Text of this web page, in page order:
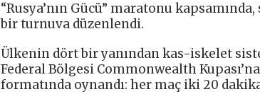
“Rusya’nın Gücü” maratonu
bir turnuva düzenlendi.
Ülkenin dört bir yanından kas-iskelet
Federal Bölgesi Commonwealth
formatında oynandı: her maç iki 20